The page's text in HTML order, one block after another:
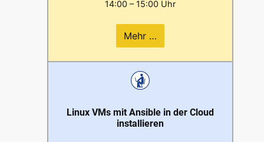
14:00 – 15:00 Uhr
Mehr …
Linux VMs mit Ansible in der Cloud
installieren